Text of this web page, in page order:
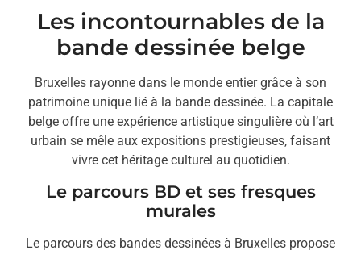
Les incontournables de la
bande dessinée belge
Bruxelles rayonne dans le monde entier grâce à son
patrimoine unique lié à la bande dessinée. La capitale
belge offre une expérience artistique singulière où l’art
urbain se mêle aux expositions prestigieuses, faisant
vivre cet héritage culturel au quotidien.
Le parcours BD et ses fresques
murales
Le parcours des bandes dessinées à Bruxelles propose